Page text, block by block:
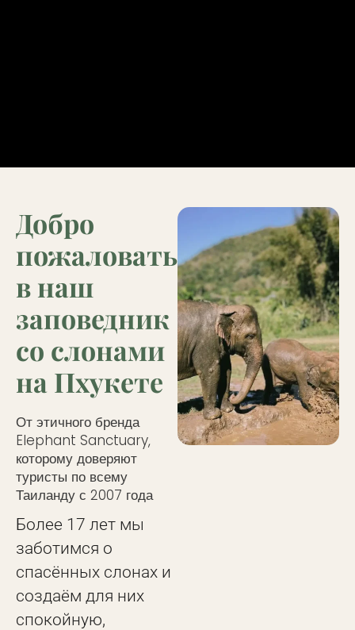
Добро
пожаловать
в наш
заповедник
со слонами
на Пхукете
От этичного бренда
Elephant Sanctuary,
которому доверяют
туристы по всему
Таиланду с 2007 года
Более 17 лет мы
заботимся о
спасённых слонах и
создаём для них
спокойную,